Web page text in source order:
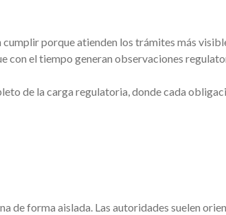
cumplir porque atienden los trámites más
con el tiempo generan observaciones
de la carga regulatoria, donde cada
de forma aislada. Las autoridades suelen